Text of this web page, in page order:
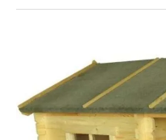
Kinderspielhaus
1,75